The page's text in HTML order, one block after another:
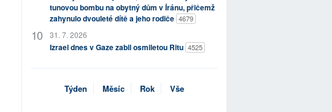
tunovou bombu na obytný dům v Íránu, přičemž
zahynulo dvouleté dítě a jeho rodiče 4679
31. 7. 2026
Izrael dnes v Gaze zabil osmiletou Ritu 4525
Týden Měsíc Rok Vše